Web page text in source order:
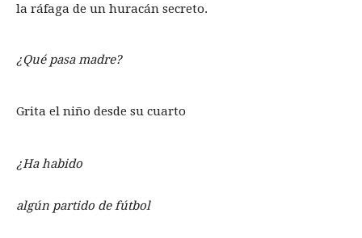
la ráfaga de un huracán secreto.
¿Qué pasa madre?
Grita el niño desde su cuarto
¿Ha habido
algún partido de fútbol